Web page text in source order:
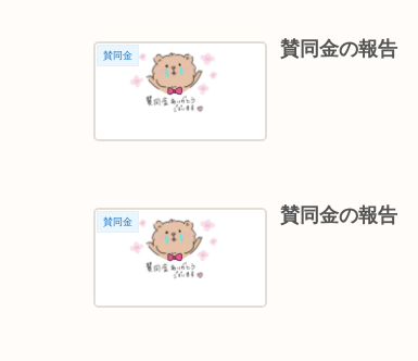
賛同金 賛同金の報告
賛同金 賛同金の報告